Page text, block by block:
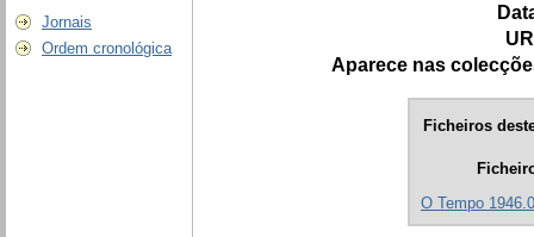
Jornais
Ordem cronológica
Aparece nas
Ficheiros
O Tempo